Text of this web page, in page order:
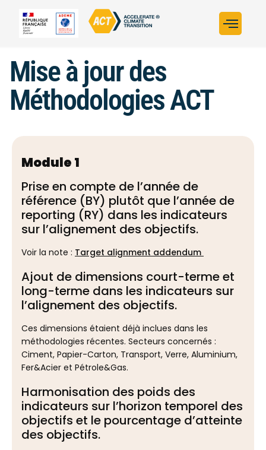
Mise à jour des
Méthodologies ACT
Module 1
Prise en compte de l’année de
référence (BY) plutôt que l’année de
reporting (RY) dans les indicateurs
sur l’alignement des objectifs.
Voir la note : Target alignment addendum
Ajout de dimensions court-terme et
long-terme dans les indicateurs sur
l’alignement des objectifs.
Ces dimensions étaient déjà inclues dans les
méthodologies récentes. Secteurs concernés :
Ciment, Papier-Carton, Transport, Verre, Aluminium,
Fer&Acier et Pétrole&Gas.
Harmonisation des poids des
indicateurs sur l’horizon temporel des
objectifs et le pourcentage d’atteinte
des objectifs.